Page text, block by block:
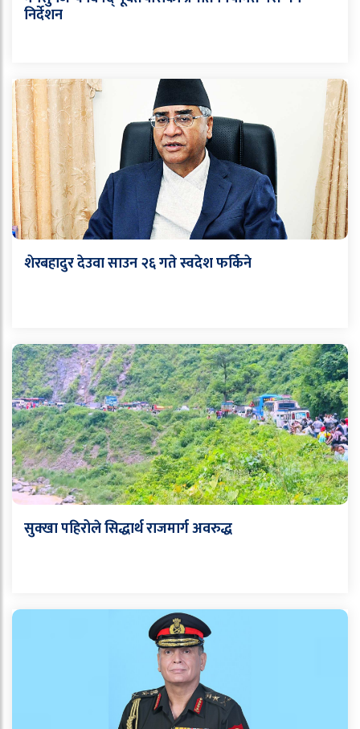
निर्देशन
शेरबहादुर देउवा साउन २६ गते स्वदेश फर्किने
सुक्खा पहिरोले सिद्धार्थ राजमार्ग अवरुद्ध